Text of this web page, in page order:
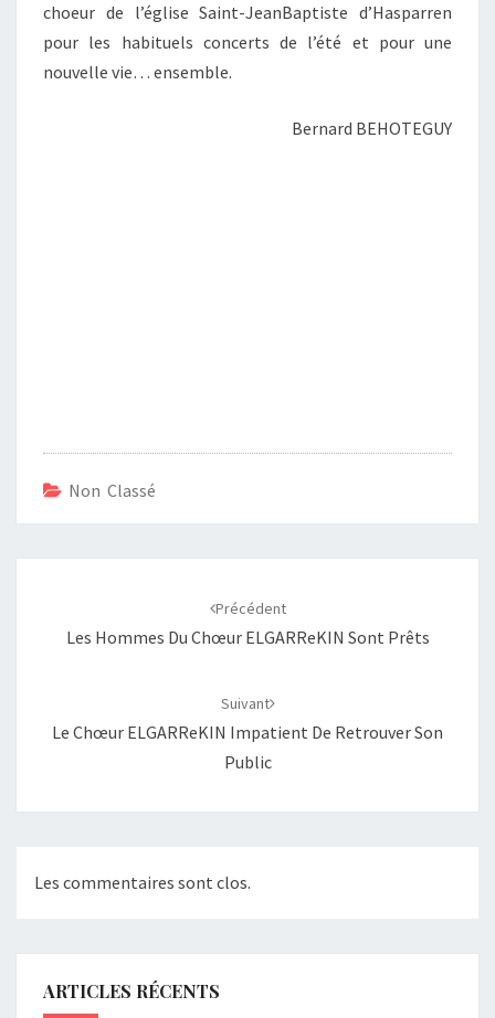
choeur de l’église Saint-JeanBaptiste d’Hasparren
pour les habituels concerts de l’été et pour une
nouvelle vie… ensemble.
Bernard BEHOTEGUY
Non Classé
Précédent
Les Hommes Du Chœur ELGARReKIN Sont Prêts
Suivant
Le Chœur ELGARReKIN Impatient De Retrouver Son
Public
Les commentaires sont clos.
ARTICLES RÉCENTS